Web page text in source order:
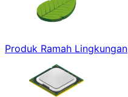
Produk Ramah Lingkungan